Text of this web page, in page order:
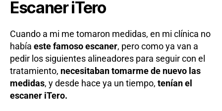
Escaner iTero
Cuando a mi me tomaron medidas, en mi clínica no
había este famoso escaner, pero como ya van a
pedir los siguientes alineadores para seguir con el
tratamiento, necesitaban tomarme de nuevo las
medidas, y desde hace ya un tiempo, tenían el
escaner iTero.